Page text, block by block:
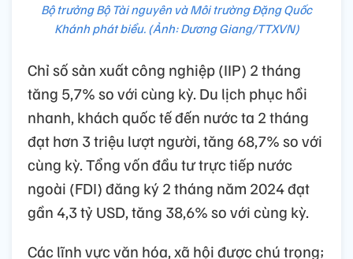
Bộ trưởng Bộ Tài nguyên và Môi trường Đặng Quốc
Khánh phát biểu. (Ảnh: Dương Giang/TTXVN)
Chỉ số sản xuất công nghiệp (IIP) 2 tháng
tăng 5,7% so với cùng kỳ. Du lịch phục hồi
nhanh, khách quốc tế đến nước ta 2 tháng
đạt hơn 3 triệu lượt người, tăng 68,7% so với
cùng kỳ. Tổng vốn đầu tư trực tiếp nước
ngoài (FDI) đăng ký 2 tháng năm 2024 đạt
gần 4,3 tỷ USD, tăng 38,6% so với cùng kỳ.
Các lĩnh vực văn hóa, xã hội được chú trọng;